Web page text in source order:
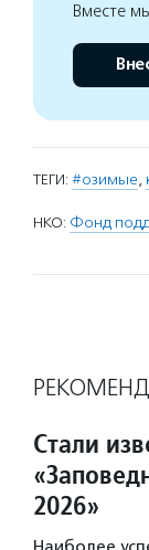
Вместе
ТЕГИ: #озимые,
НКО: Фонд
Стали
2026»